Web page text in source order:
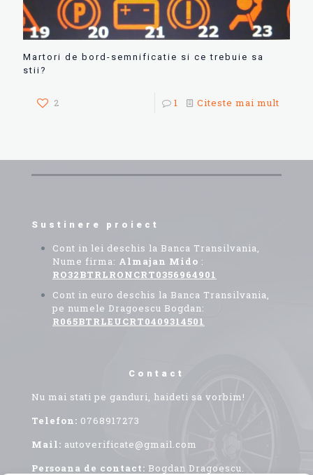
Martori de bord-semnificatie si ce trebuie sa
stii?
2 1 Citeste mai mult
Sustinere proiect
Cont in lei deschis la Banca Transilvania,
Nume firma: Almajan Mido :
RO32BTRLRONCRT0356964901
Cont in euro deschis la Banca Transilvania,
pe numele Dragoescu Bogdan:
R065BTRLEUCRT0409314501
Contact
Nu mai stati pe ganduri, haideti sa vorbim!
Telefon: 0768917273
Mail: autoverificate@gmail.com
Persoana de contact: Bogdan Dragoescu.